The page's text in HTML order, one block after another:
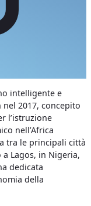
intelligente e
2017, concepito
l’istruzione
nell’Africa
tra le principali città
Lagos, in Nigeria,
dedicata
della